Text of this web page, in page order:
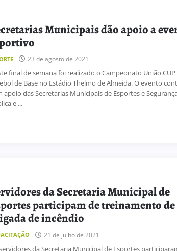
Municipais dão apoio a
23 de agosto de 2021
final de semana foi realizado o Campeonato União CUP
de Base no Estádio Thelmo de Almeida. O evento
apoio das Secretarias Municipais de Esportes e
e ...
da Secretaria Municipal de
participam de treinamento de
de incêndio
21 de julho de 2021
da Secretaria Municipal de Esportes